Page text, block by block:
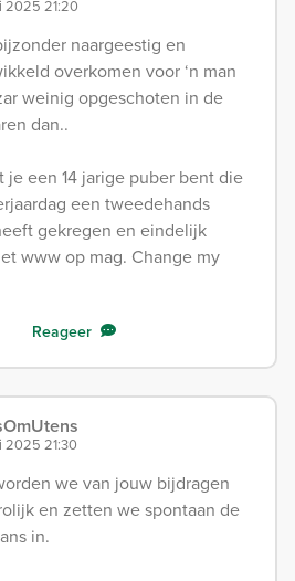
2025 21:20
naargeestig en
overkomen voor ‘n man
weinig opgeschoten in de
dan..
je een 14 jarige puber bent die
een tweedehands
gekregen en eindelijk
www op mag. Change my
Reageer
2025 21:30
we van jouw bijdragen
en zetten we spontaan de
in.